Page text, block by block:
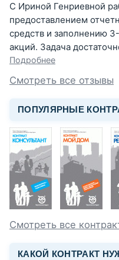
С Ириной Генриевной
предоставлением
средств и заполнению
акций. Задача
Подробнее
Смотреть все отзывы
ПОПУЛЯРНЫЕ
Смотреть все
КАКОЙ КОНТРАКТ